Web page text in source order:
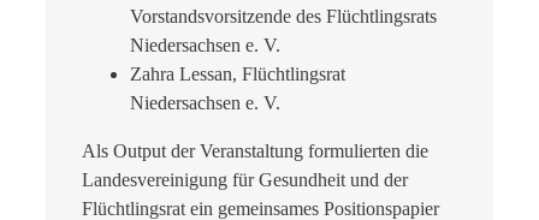
Vorstandsvorsitzende des Flüchtlingsrats
Niedersachsen e. V.
Zahra Lessan, Flüchtlingsrat
Niedersachsen e. V.
Als Output der Veranstaltung formulierten die
Landesvereinigung für Gesundheit und der
Flüchtlingsrat ein gemeinsames Positionspapier